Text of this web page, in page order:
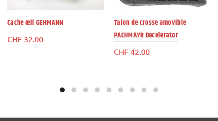
Cache œil GEHMANN
CHF 32.00
Talon de crosse amovible
PACHMAYR Decelerator
CHF 42.00